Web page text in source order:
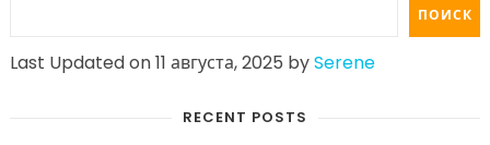
ПОИСК
Last Updated on 11 августа, 2025 bySerene
RECENT POSTS